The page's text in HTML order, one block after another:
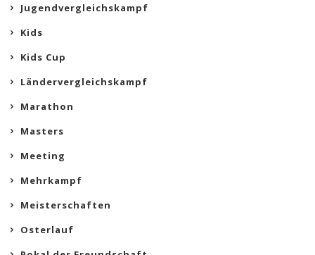
Jugendvergleichskampf
Kids
Kids Cup
Ländervergleichskampf
Marathon
Masters
Meeting
Mehrkampf
Meisterschaften
Osterlauf